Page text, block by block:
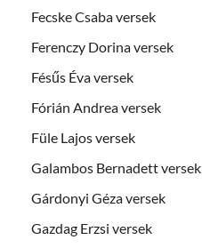
Fecske Csaba versek
Ferenczy Dorina versek
Fésűs Éva versek
Fórián Andrea versek
Füle Lajos versek
Galambos Bernadett versek
Gárdonyi Géza versek
Gazdag Erzsi versek